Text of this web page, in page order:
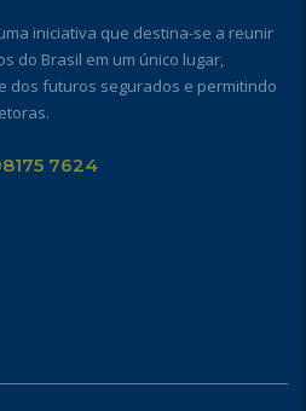
iniciativa que destina-se a reunir
do Brasil em um único lugar,
dos futuros segurados e permitindo
7624